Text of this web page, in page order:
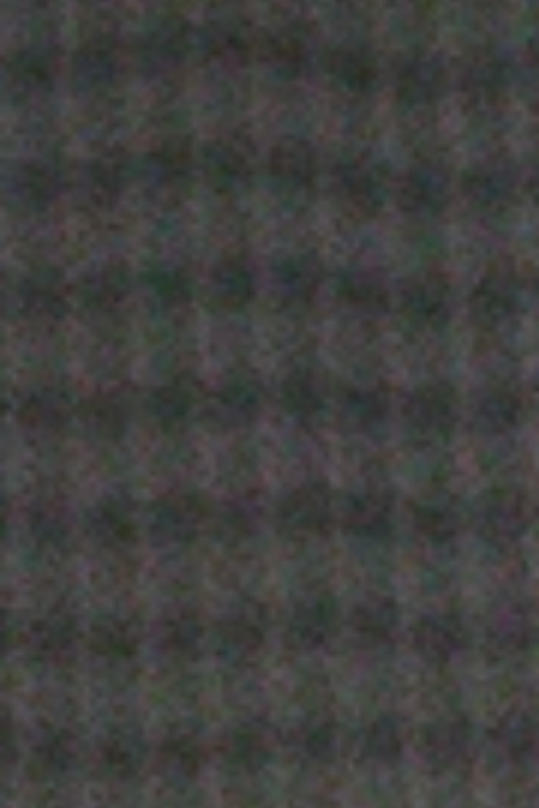
Ullevi Tennis Open (Tennis Europe)
Ullevi Tennis Open (ITF)
RM
Singelserien
Seriespel
KONTAKT
Kontaktinformation
Kontakt & Ansvar